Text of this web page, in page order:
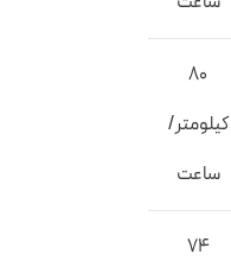
80
کیلومتر/
ساعت
74